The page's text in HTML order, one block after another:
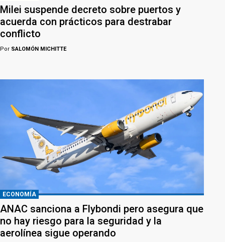
Milei suspende decreto sobre puertos y
acuerda con prácticos para destrabar
conflicto
Por SALOMÓN MICHITTE
ECONOMÍA
ANAC sanciona a Flybondi pero asegura que
no hay riesgo para la seguridad y la
aerolínea sigue operando